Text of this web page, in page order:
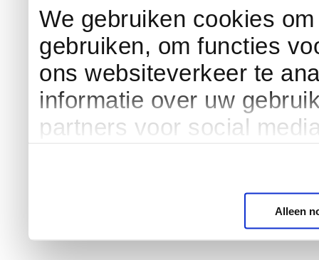
We gebruiken cookies
gebruiken, om functies
ons websiteverkeer te
informatie over uw
partners voor social
Alleen